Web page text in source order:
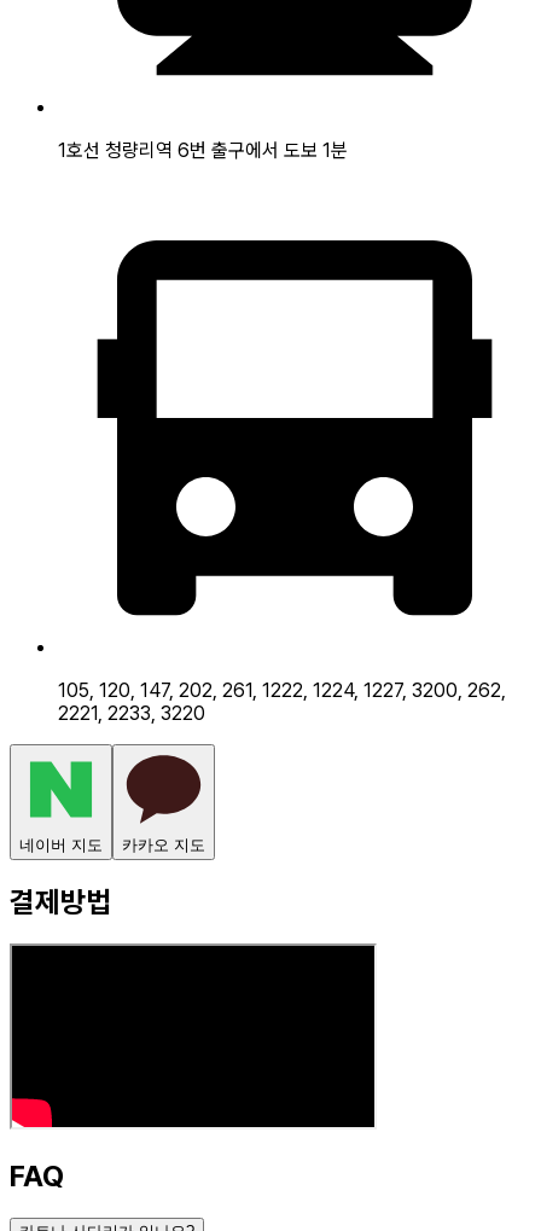
1호선 청량리역 6번 출구에서 도보 1분
105, 120, 147, 202, 261, 1222, 1224, 1227, 3200, 262,
2221, 2233, 3220
네이버 지도 카카오 지도
결제방법
FAQ